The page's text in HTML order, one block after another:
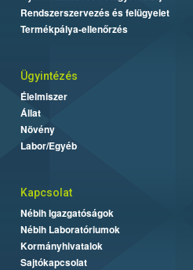
Rendszerszervezés és felügyelet
Termékpálya-ellenőrzés
Ügyintézés
Élelmiszer
Állat
Növény
Labor/Egyéb
Kapcsolat
Nébih Igazgatóságok
Nébih Laboratóriumok
Kormányhivatalok
Sajtókapcsolat